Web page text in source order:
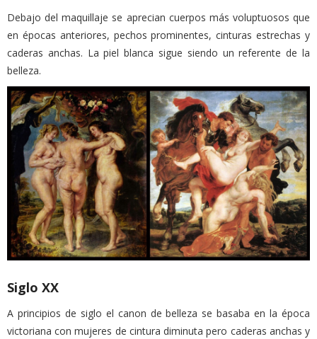
Debajo del maquillaje se aprecian cuerpos más voluptuosos que
en épocas anteriores, pechos prominentes, cinturas estrechas y
caderas anchas. La piel blanca sigue siendo un referente de la
belleza.
Siglo XX
A principios de siglo el canon de belleza se basaba en la época
victoriana con mujeres de cintura diminuta pero caderas anchas y